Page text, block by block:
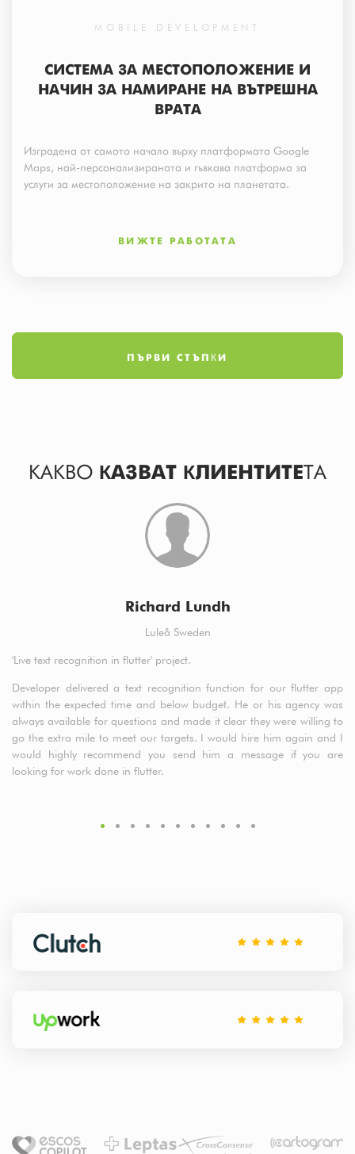
MOBILE DEVELOPMENT
СИСТЕМА ЗА МЕСТОПОЛОЖЕНИЕ И
НАЧИН ЗА НАМИРАНЕ НА ВЪТРЕШНА
ВРАТА
Изградена от самото начало върху платформата Google
Maps, най-персонализираната и гъвкава платформа за
услуги за местоположение на закрито на планетата.
ВИЖТЕ РАБОТАТА
ПЪРВИ СТЪПКИ
КАКВО КАЗВАТ КЛИЕНТИТЕТА
Richard Lundh
Luleå Sweden
'Live text recognition in flutter' project.
Developer delivered a text recognition function for our flutter app
within the expected time and below budget. He or his agency was
always available for questions and made it clear they were willing to
go the extra mile to meet our targets. I would hire him again and I
would highly recommend you send him a message if you are
looking for work done in flutter.